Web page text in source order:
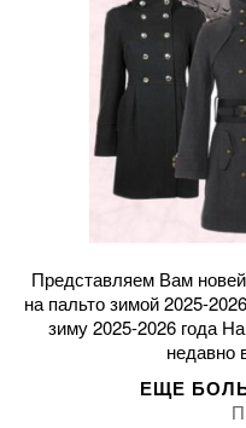
Представляем Вам
на пальто зимой 2025-
зиму 2025-2026 года
недавно
ЕЩЕ